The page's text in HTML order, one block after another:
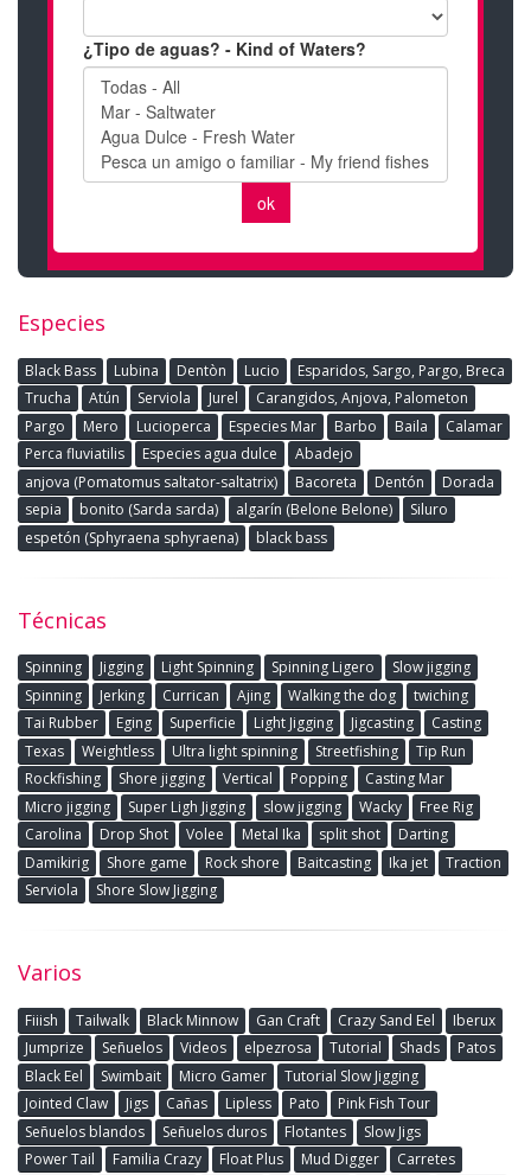
Especies
Black Bass Lubina Dentòn Lucio
Esparidos, Sargo, Pargo, Breca
Trucha
Atún Serviola Jurel
Carangidos, Anjova, Palometon
Pargo
Mero Lucioperca Especies Mar Barbo Baila
Calamar
Perca fluviatilis
Especies agua dulce
Abadejo
anjova (Pomatomus saltator-saltatrix)
Bacoreta Dentón
Dorada
sepia
bonito (Sarda sarda) algarín (Belone Belone)
Siluro
espetón (Sphyraena sphyraena)
black bass
Técnicas
Spinning Jigging Light Spinning Spinning Ligero
Slow jigging
Spinning
Jerking Currican Ajing Walking the dog
twiching
Tai Rubber
Eging Superficie Light Jigging Jigcasting
Casting
Texas
Weightless Ultra light spinning Streetfishing
Tip Run
Rockfishing
Shore jigging Vertical Popping
Casting Mar
Micro jigging
Super Ligh Jigging slow jigging Wacky
Free Rig
Carolina
Drop Shot Volee Metal Ika split shot
Darting
Damikirig
Shore game Rock shore Baitcasting Ika jet
Traction
Serviola
Shore Slow Jigging
Varios
Fiiish Tailwalk Black Minnow Gan Craft Crazy Sand Eel
Iberux
Jumprize
Señuelos Videos elpezrosa Tutorial Shads
Patos
Black Eel
Swimbait Micro Gamer
Tutorial Slow Jigging
Jointed Claw
Jigs Cañas Lipless Pato
Pink Fish Tour
Señuelos blandos
Señuelos duros Flotantes
Slow Jigs
Power Tail
Familia Crazy Float Plus Mud Digger
Carretes